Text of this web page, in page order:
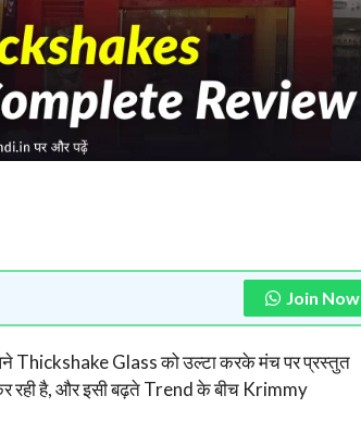
Join Now
Thickshake Glass को उल्टा करके मंच पर प्रस्तुत
है, और इसी बढ़ते Trend के बीच Krimmy